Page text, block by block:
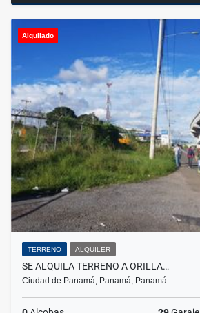
Alquilado
TERRENO ALQUILER
SE ALQUILA TERRENO A ORILLA…
Ciudad de Panamá, Panamá, Panamá